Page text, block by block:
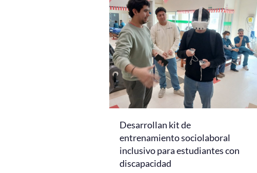
Desarrollan kit de
entrenamiento sociolaboral
inclusivo para estudiantes con
discapacidad